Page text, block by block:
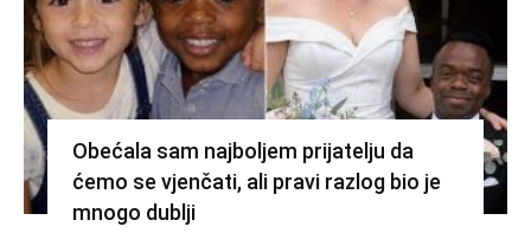
Obećala sam najboljem prijatelju da
ćemo se vjenčati, ali pravi razlog bio je
mnogo dublji